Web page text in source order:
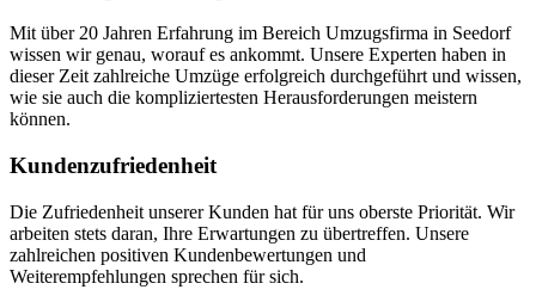
Mit über 20 Jahren Erfahrung im Bereich Umzugsfirma in Seedorf
wissen wir genau, worauf es ankommt. Unsere Experten haben in
dieser Zeit zahlreiche Umzüge erfolgreich durchgeführt und wissen,
wie sie auch die kompliziertesten Herausforderungen meistern
können.
Kundenzufriedenheit
Die Zufriedenheit unserer Kunden hat für uns oberste Priorität. Wir
arbeiten stets daran, Ihre Erwartungen zu übertreffen. Unsere
zahlreichen positiven Kundenbewertungen und
Weiterempfehlungen sprechen für sich.